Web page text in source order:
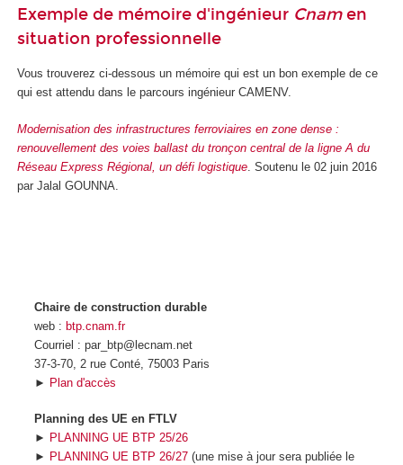
Exemple de mémoire d'ingénieur Cnamen
situation professionnelle
Vous trouverez ci-dessous un mémoire qui est un bon exemple de ce
qui est attendu dans le parcours ingénieur CAMENV.
Modernisation des infrastructures ferroviaires en zone dense :
renouvellement des voies ballast du tronçon central de la ligne A du
Réseau Express Régional, un défi logistique . Soutenu le 02 juin 2016
par Jalal GOUNNA.
Chaire de construction durable
web : btp.cnam.fr
Courriel : par_btp@lecnam.net
37-3-70, 2 rue Conté, 75003 Paris
► Plan d'accès
Planning des UE en FTLV
► PLANNING UE BTP 25/26
► PLANNING UE BTP 26/27 (une mise à jour sera publiée le